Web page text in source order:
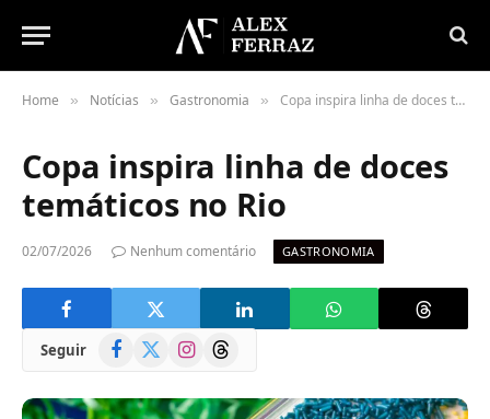
Home » Notícias » Gastronomia » Copa inspira linha de doces temáticos no Rio
Copa inspira linha de doces
temáticos no Rio
02/07/2026 Nenhum comentário GASTRONOMIA
Seguir Facebook
(Twitter)
InstagramThreads